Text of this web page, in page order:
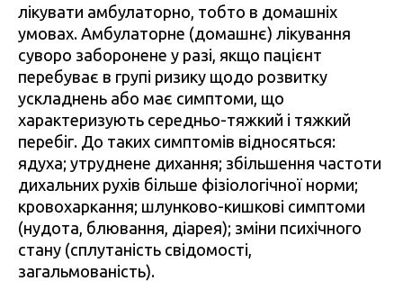
лікувати амбулаторно, тобто в домашніх
умовах. Амбулаторне (домашнє) лікування
суворо заборонене у разі, якщо пацієнт
перебуває в групі ризику щодо розвитку
ускладнень або має симптоми, що
характеризують середньо-тяжкий і тяжкий
перебіг. До таких симптомів відносяться:
ядуха; утруднене дихання; збільшення частоти
дихальних рухів більше фізіологічної норми;
кровохаркання; шлунково-кишкові симптоми
(нудота, блювання, діарея); зміни психічного
стану (сплутаність свідомості,
загальмованість).